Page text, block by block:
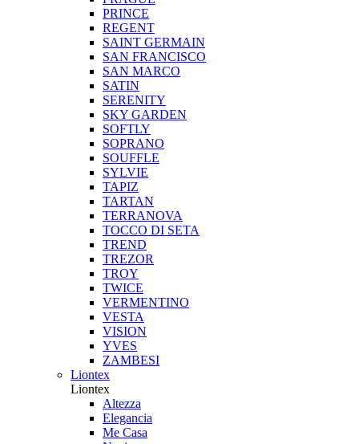
PRINCE
REGENT
SAINT GERMAIN
SAN FRANCISCO
SAN MARCO
SATIN
SERENITY
SKY GARDEN
SOFTLY
SOPRANO
SOUFFLE
SYLVIE
TAPIZ
TARTAN
TERRANOVA
TOCCO DI SETA
TREND
TREZOR
TROY
TWICE
VERMENTINO
VESTA
VISION
YVES
ZAMBESI
Liontex
Liontex
Altezza
Elegancia
Me Casa